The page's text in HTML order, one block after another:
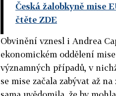
Česká žalobkyně mise
čtěte ZDE
Obvinění vznesl i Andrea
ekonomickém oddělení
významných případů, v
se mise začala zabývat až